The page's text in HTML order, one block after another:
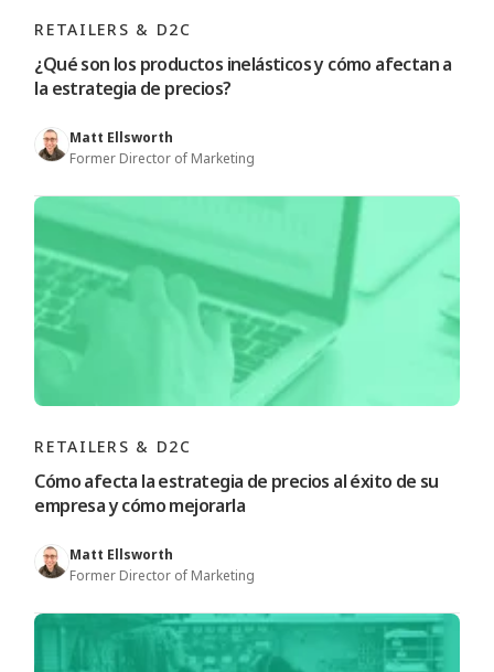
RETAILERS & D2C
¿Qué son los productos inelásticos y cómo afectan a
la estrategia de precios?
Matt Ellsworth
Former Director of Marketing
RETAILERS & D2C
Cómo afecta la estrategia de precios al éxito de su
empresa y cómo mejorarla
Matt Ellsworth
Former Director of Marketing